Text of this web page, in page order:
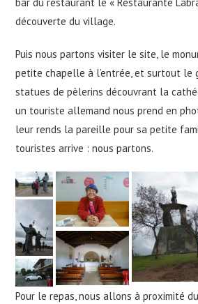
découverte du village.
Puis nous partons visiter le site, le
petite chapelle à l’entrée, et surtout le
statues de pèlerins découvrant la
un touriste allemand nous prend en
leur rends la pareille pour sa petite
touristes arrive : nous partons.
Pour le repas, nous allons à proximité